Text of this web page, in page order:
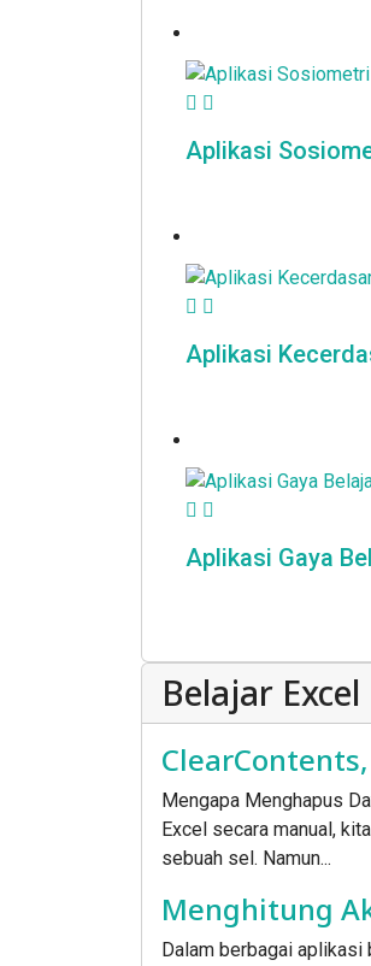
Aplikasi
Aplikasi
Aplikasi Gaya
Belajar Excel
Mengapa Menghapus
Excel secara manual,
sebuah sel. Namun...
Menghitung
Dalam berbagai